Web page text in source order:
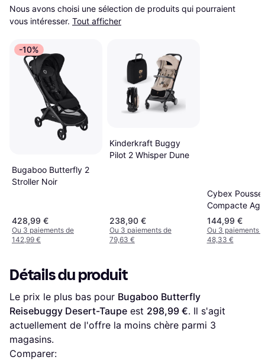
Nous avons choisi une sélection de produits qui pourraient
vous intéresser. Tout afficher
-10%
Bugaboo Butterfly 2
Stroller Noir
428,99 €
Ou 3 paiements de
142,99 €
Kinderkraft Buggy
Pilot 2 Whisper Dune
238,90 €
Ou 3 paiements de
79,63 €
Cybex
Compacte
Black
144,99 €
Ou 3 paiements
48,33 €
Détails du produit
Le prix le plus bas pour Bugaboo Butterfly
Reisebuggy Desert-Taupe est 298,99 €. Il s'agit
actuellement de l'offre la moins chère parmi 3
magasins.
Comparer: